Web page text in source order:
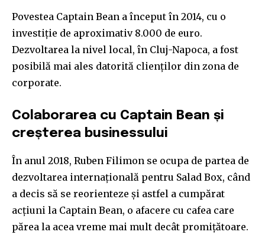
Povestea Captain Bean a început în 2014, cu o
investiție de aproximativ 8.000 de euro.
Dezvoltarea la nivel local, în Cluj-Napoca, a fost
posibilă mai ales datorită clienților din zona de
corporate.
Colaborarea cu Captain Bean și
creșterea businessului
În anul 2018, Ruben Filimon se ocupa de partea de
dezvoltarea internațională pentru Salad Box, când
a decis să se reorienteze și astfel a cumpărat
acțiuni la Captain Bean, o afacere cu cafea care
părea la acea vreme mai mult decât promițătoare.